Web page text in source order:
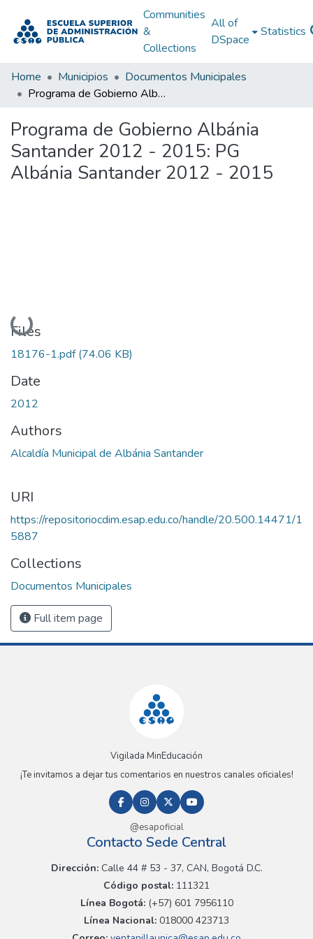
Communities
&
Collections
All of
DSpace
Statistics
Home Municipios
Documentos Municipales
Programa de Gobierno Albánia Santander 2012 - 2015: PG Albánia Santander 2012 - 2015
Programa de Gobierno Albánia
Santander 2012 - 2015: PG
Albánia Santander 2012 - 2015
Loading...
Files
18176-1.pdf(74.06 KB)
Date
2012
Authors
Alcaldía Municipal de Albánia Santander
URI
https://repositoriocdim.esap.edu.co/handle/20.500.14471/1
5887
Collections
Documentos Municipales
Full item page
Vigilada MinEducación
¡Te invitamos a dejar tus comentarios en nuestros canales oficiales!
@esapoficial
Contacto Sede Central
Dirección:Calle 44 # 53 - 37, CAN, Bogotá D.C.
Código postal: 111321
Línea Bogotá:(+57) 601 7956110
Línea Nacional: 018000 423713